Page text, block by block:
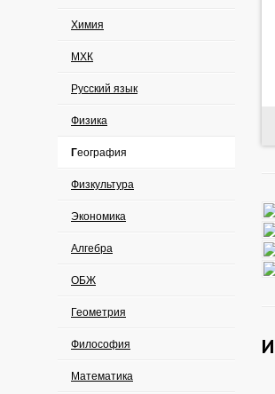
Химия
МХК
Русский язык
Физика
География
Физкультура
Экономика
Алгебра
ОБЖ
Геометрия
Философия
Математика